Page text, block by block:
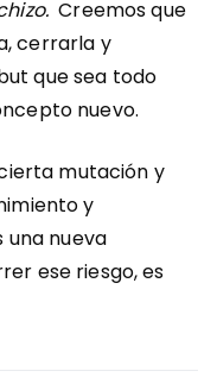
Creemos que
cerrarla y
que sea todo
nuevo.
mutación y
y
una nueva
ese riesgo, es